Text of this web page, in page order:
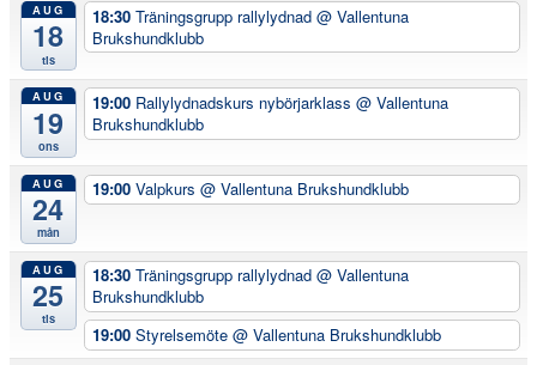
AUG
18
tis
18:30 Träningsgrupp rallylydnad @ Vallentuna
Brukshundklubb
AUG
19
ons
19:00 Rallylydnadskurs nybörjarklass @ Vallentuna
Brukshundklubb
AUG
24
mån
19:00 Valpkurs @ Vallentuna Brukshundklubb
AUG
25
tis
18:30 Träningsgrupp rallylydnad @ Vallentuna
Brukshundklubb
19:00 Styrelsemöte @ Vallentuna Brukshundklubb